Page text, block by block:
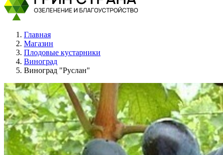
Главная
Магазин
Плодовые кустарники
Виноград
Виноград "Руслан"